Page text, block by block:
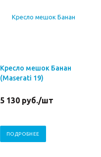
Кресло мешок Банан
(Maserati 19)
5 130 руб./шт
ПОДРОБНЕЕ